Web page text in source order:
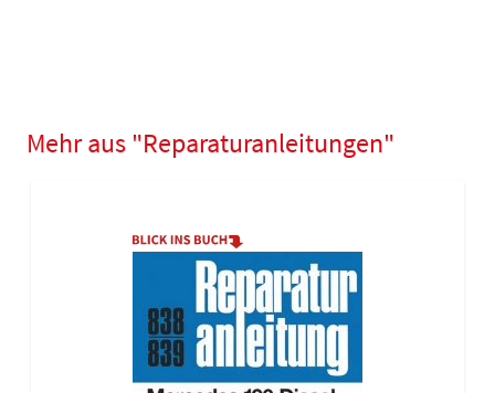
Mehr aus "Reparaturanleitungen"